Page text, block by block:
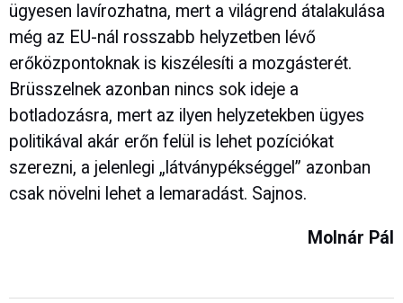
ügyesen lavírozhatna, mert a világrend átalakulása
még az EU-nál rosszabb helyzetben lévő
erőközpontoknak is kiszélesíti a mozgásterét.
Brüsszelnek azonban nincs sok ideje a
botladozásra, mert az ilyen helyzetekben ügyes
politikával akár erőn felül is lehet pozíciókat
szerezni, a jelenlegi „látványpékséggel” azonban
csak növelni lehet a lemaradást. Sajnos.
Molnár Pál